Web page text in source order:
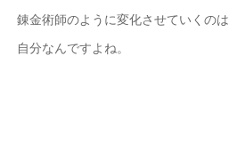
錬金術師のように変化させていくのは
自分なんですよね。